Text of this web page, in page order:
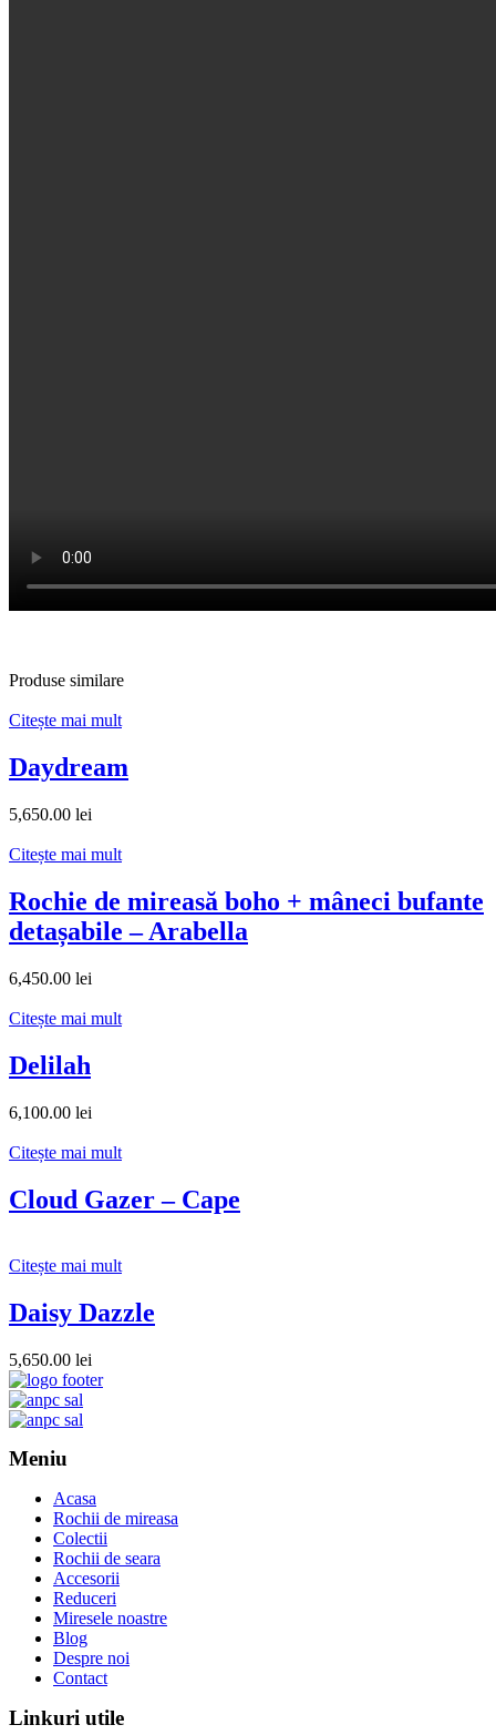
Produse similare
Citește mai mult
Daydream
5,650.00 lei
Citește mai mult
Rochie de mireasă boho + mâneci bufante
detașabile – Arabella
6,450.00 lei
Citește mai mult
Delilah
6,100.00 lei
Citește mai mult
Cloud Gazer – Cape
Citește mai mult
Daisy Dazzle
5,650.00 lei
Meniu
Acasa
Rochii de mireasa
Colectii
Rochii de seara
Accesorii
Reduceri
Miresele noastre
Blog
Despre noi
Contact
Linkuri utile